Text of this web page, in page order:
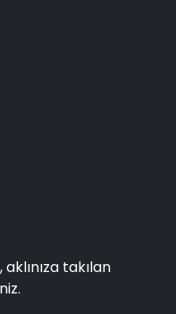
takılan